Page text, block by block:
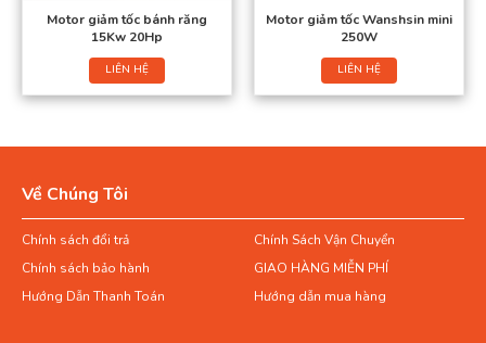
Motor giảm tốc bánh răng
15Kw 20Hp
LIÊN HỆ
Motor giảm tốc Wanshsin mini
250W
LIÊN HỆ
Về Chúng Tôi
Chính sách đổi trả
Chính Sách Vận Chuyển
Chính sách bảo hành
GIAO HÀNG MIỄN PHÍ
Hướng Dẫn Thanh Toán
Hướng dẫn mua hàng